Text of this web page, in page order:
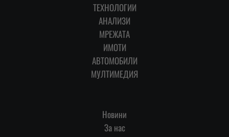
ТЕХНОЛОГИИ
АНАЛИЗИ
МРЕЖАТА
ИМОТИ
АВТОМОБИЛИ
МУЛТИМЕДИЯ
Новини
За нас